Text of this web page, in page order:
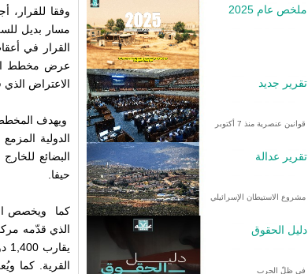
ملخص عام 2025
تقرير جديد
قوانين عنصرية منذ 7 أكتوبر
تقرير عدالة
مشروع الاستيطان الإسرائيلي
دليل الحقوق
في ظلّ الحرب
وفقا
مسار بديل
عرض مخطط
الاعتراض الذي
ويهدف المخطط
الدولية
البضائع
حيفا.
كما ويخصص
الذي قدّمه
القرية. كما